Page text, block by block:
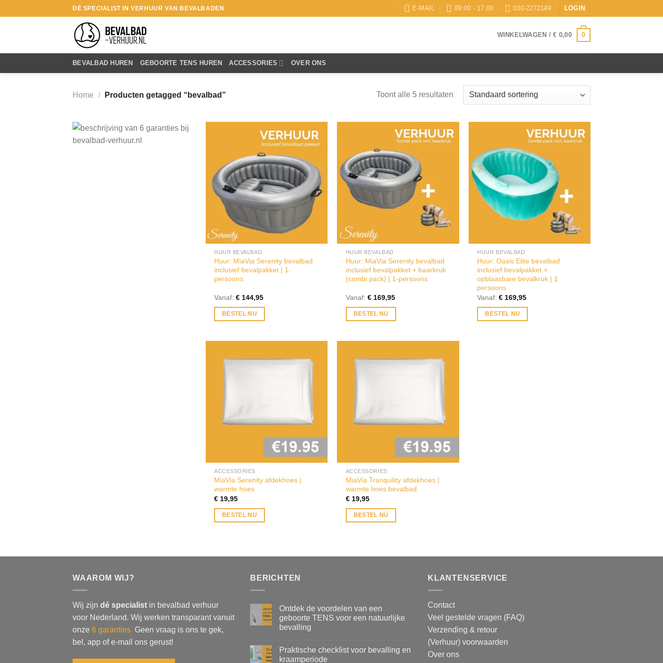
naar
DÉ SPECIALIST IN VERHUUR VAN BEVALBADEN E-MAIL 09:00 - 17:00 030-2272149 LOGIN
WINKELWAGEN /€ 0,00 0
BEVALBAD HUREN GEBOORTE TENS HUREN ACCESSORIES OVER ONS
Home / Producten getagged “bevalbad” Toont alle 5 resultaten
HUUR BEVALBAD
Huur: MiaVia Serenity bevalbad
inclusief bevalpakket | 1-
persoons
Vanaf:€ 144,95
BESTEL NU
HUUR BEVALBAD
Huur: MiaVia Serenity bevalbad
inclusief bevalpakket + baarkruk
(combi pack) | 1-persoons
Vanaf: €169,95
BESTEL NU
HUUR BEVALBAD
Huur: Oasis Elite bevalbad
inclusief bevalpakket +
opblaasbare bevalkruk | 1
persoons
Vanaf:€ 169,95
BESTEL NU
ACCESSORIES
MiaVia Serenity afdekhoes |
warmte hoes
€ 19,95
BESTEL NU
ACCESSORIES
MiaVia Tranquility afdekhoes |
warmte hoes bevalbad
€19,95
BESTEL NU
WAAROM WIJ?
Wij zijn dé specialist in bevalbad verhuur
voor Nederland. Wij werken transparant vanuit
onze 6 garanties. Geen vraag is ons te gek,
bel, app of e-mail ons gerust!
BERICHTEN
Ontdek de voordelen van een
geboorte TENS voor een natuurlijke
bevalling
Praktische checklist voor bevalling en
kraamperiode
KLANTENSERVICE
Contact
Veel gestelde vragen (FAQ)
Verzending & retour
(Verhuur) voorwaarden
Over ons